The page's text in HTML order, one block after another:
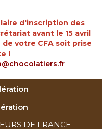
d'inscription des
avant le 15 avril
votre CFA soit prise
!
DE FRANCE